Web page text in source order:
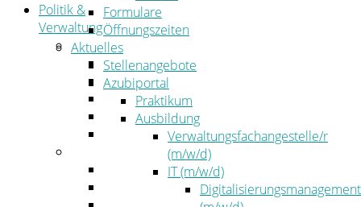
Politik &
Verwaltung
Politik
Kreistag
Kreistagsinformationssystem
Bürgerinformationssystem
Wahlen
Der Landrat
Formulare
Öffnungszeiten
Aktuelles
Stellenangebote
Azubiportal
Praktikum
Ausbildung
Verwaltungsfachangestelle/r
(m/w/d)
IT (m/w/d)
Digitalisierungsmanagement